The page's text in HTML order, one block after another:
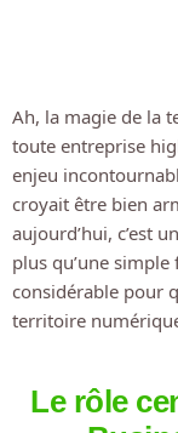
Ah, la magie de la
toute entreprise
enjeu
croyait être bien
aujourd’hui, c’est
plus qu’une simple
considérable pour
territoire
Le rôle